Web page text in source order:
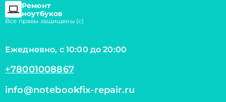
Ремонт
ноутбуков
Все правы защищены (с)
Ежедневно, с 10:00 до 20:00
+78001008867
info@notebookfix-repair.ru